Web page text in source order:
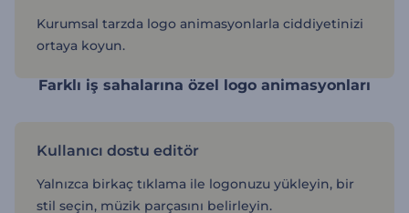
Kurumsal tarzda logo animasyonlarla ciddiyetinizi
ortaya koyun.
Farklı iş sahalarına özel logo animasyonları
Kullanıcı dostu editör
Yalnızca birkaç tıklama ile logonuzu yükleyin, bir
stil seçin, müzik parçasını belirleyin.